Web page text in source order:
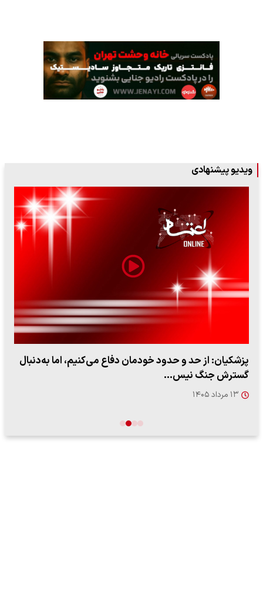
ویدیو پیشنهادی
پزشکیان: از حد و حدود خودمان دفاع می‌کنیم، اما به‌دنبال
گسترش جنگ نیس…
۱۳ مرداد ۱۴۰۵